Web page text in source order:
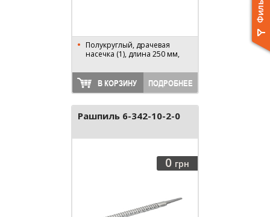
Полукруглый, драчевая
насечка (1), длина 250 мм,
В КОРЗИНУ ПОДРОБНЕЕ
Рашпиль 6-342-10-2-0
0 грн